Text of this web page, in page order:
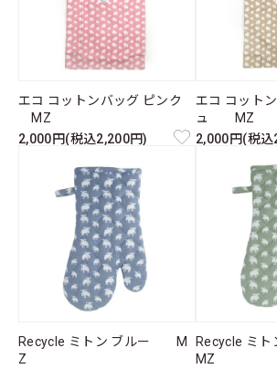
エコ コットンバッグ ピンク
MZ
2,000円(税込2,200円)
エコ コット
ュ MZ
2,000円(税込
Recycle ミトン ブルー M
Z
Recycle ミ
MZ